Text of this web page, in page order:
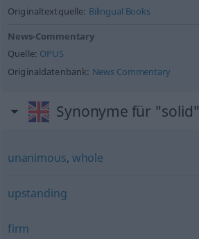
Originaltextquelle: Bilingual Books
News-Commentary
Quelle: OPUS
Originaldatenbank: News Commentary
Synonyme für "solid"
unanimous, whole
upstanding
firm